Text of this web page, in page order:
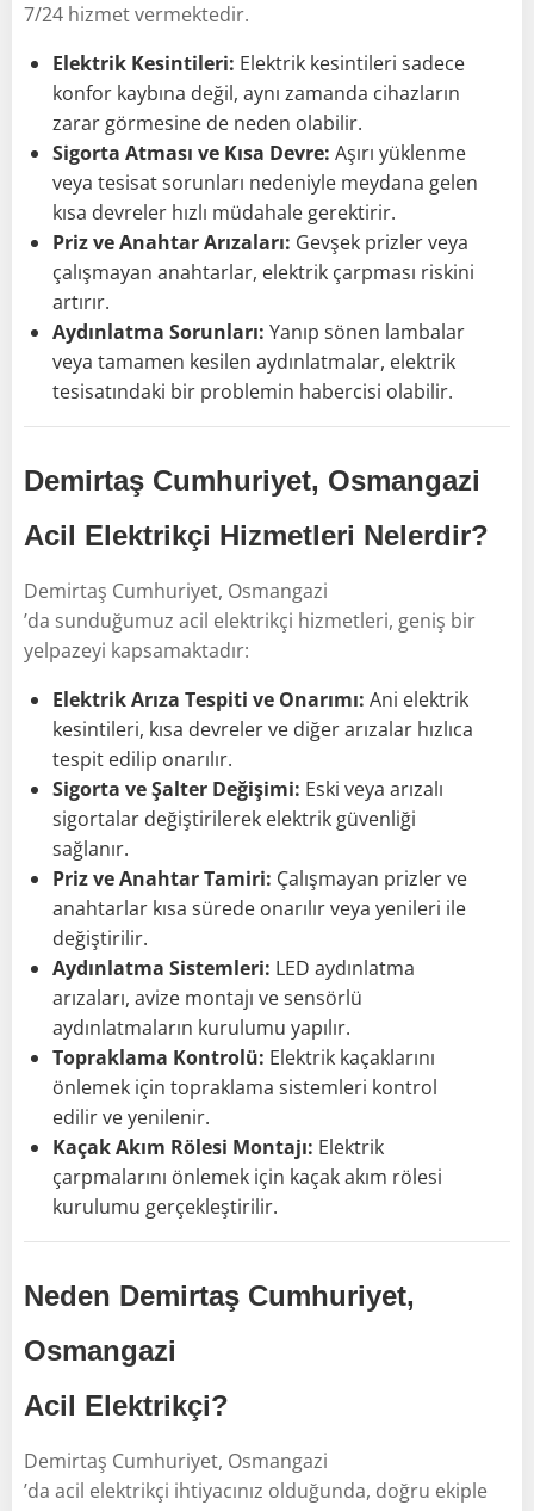
7/24 hizmet vermektedir.
Elektrik Kesintileri: Elektrik kesintileri sadece
konfor kaybına değil, aynı zamanda cihazların
zarar görmesine de neden olabilir.
Sigorta Atması ve Kısa Devre: Aşırı yüklenme
veya tesisat sorunları nedeniyle meydana gelen
kısa devreler hızlı müdahale gerektirir.
Priz ve Anahtar Arızaları: Gevşek prizler veya
çalışmayan anahtarlar, elektrik çarpması riskini
artırır.
Aydınlatma Sorunları: Yanıp sönen lambalar
veya tamamen kesilen aydınlatmalar, elektrik
tesisatındaki bir problemin habercisi olabilir.
Demirtaş Cumhuriyet, Osmangazi
Acil Elektrikçi Hizmetleri Nelerdir?
Demirtaş Cumhuriyet, Osmangazi
’da sunduğumuz acil elektrikçi hizmetleri, geniş bir
yelpazeyi kapsamaktadır:
Elektrik Arıza Tespiti ve Onarımı: Ani elektrik
kesintileri, kısa devreler ve diğer arızalar hızlıca
tespit edilip onarılır.
Sigorta ve Şalter Değişimi: Eski veya arızalı
sigortalar değiştirilerek elektrik güvenliği
sağlanır.
Priz ve Anahtar Tamiri: Çalışmayan prizler ve
anahtarlar kısa sürede onarılır veya yenileri ile
değiştirilir.
Aydınlatma Sistemleri: LED aydınlatma
arızaları, avize montajı ve sensörlü
aydınlatmaların kurulumu yapılır.
Topraklama Kontrolü: Elektrik kaçaklarını
önlemek için topraklama sistemleri kontrol
edilir ve yenilenir.
Kaçak Akım Rölesi Montajı: Elektrik
çarpmalarını önlemek için kaçak akım rölesi
kurulumu gerçekleştirilir.
Neden Demirtaş Cumhuriyet,
Osmangazi
Acil Elektrikçi?
Demirtaş Cumhuriyet, Osmangazi
’da acil elektrikçi ihtiyacınız olduğunda, doğru ekiple